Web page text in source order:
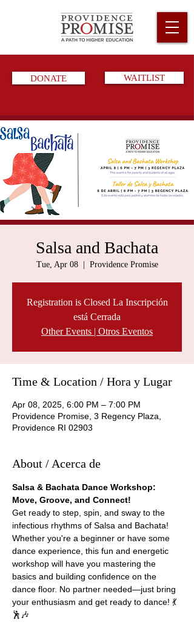
DONATE WAITLIST
Salsa and Bachata
Tue, Apr 08
  |
Providence Promise
Registration is Closed La Inscripción
está Cerrada
Other Events | Otros Eventos
Time & Location / Hora y Lugar
Apr 08, 2025, 6:00 PM – 7:00 PM
Providence Promise, 3 Regency Plaza,
Providence RI 02903
About / Acerca de
Salsa & Bachata Dance Workshop:
Move, Groove, and Connect!
Get ready to step, spin, and sway to the
infectious rhythms of Salsa and Bachata!
Whether you're a beginner or have some
dance experience, this fun and energetic
workshop will have you mastering the
basics and building confidence on the
dance floor. No partner needed—just bring
your enthusiasm and get ready to dance! 💃
🕺🎶